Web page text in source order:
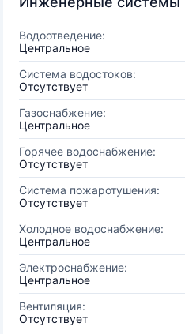
Водоотведение:
Центральное
Система водостоков:
Отсутствует
Газоснабжение:
Центральное
Горячее водоснабжение:
Отсутствует
Система пожаротушения:
Отсутствует
Холодное водоснабжение:
Центральное
Электроснабжение:
Центральное
Вентиляция:
Отсутствует